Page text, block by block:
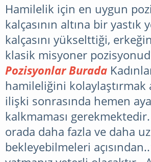
Hamilelik için en uygun
kalçasının altına bir yastık
kalçasını yükselttiği,
klasik misyoner
Pozisyonlar Burada
hamileliğini kolaylaştırmak
ilişki sonrasında hemen
kalkmaması
orada daha fazla ve daha
bekleyebilmeleri